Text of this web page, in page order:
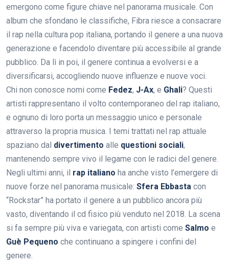
emergono come figure chiave nel panorama musicale. Con
album che sfondano le classifiche, Fibra riesce a consacrare
il rap nella cultura pop italiana, portando il genere a una nuova
generazione e facendolo diventare più accessibile al grande
pubblico. Da lì in poi, il genere continua a evolversi e a
diversificarsi, accogliendo nuove influenze e nuove voci.
Chi non conosce nomi come Fedez, J-Ax, e Ghali? Questi
artisti rappresentano il volto contemporaneo del rap italiano,
e ognuno di loro porta un messaggio unico e personale
attraverso la propria musica. I temi trattati nel rap attuale
spaziano dal divertimento alle questioni sociali,
mantenendo sempre vivo il legame con le radici del genere.
Negli ultimi anni, il rap italiano ha anche visto l’emergere di
nuove forze nel panorama musicale: Sfera Ebbasta con
“Rockstar” ha portato il genere a un pubblico ancora più
vasto, diventando il cd fisico più venduto nel 2018. La scena
si fa sempre più viva e variegata, con artisti come Salmo e
Guè Pequeno che continuano a spingere i confini del
genere.